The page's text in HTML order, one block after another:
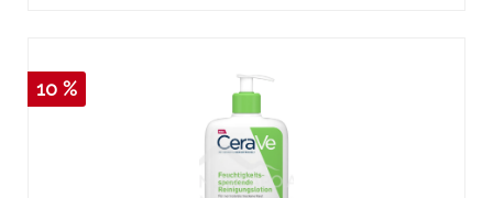
10 %